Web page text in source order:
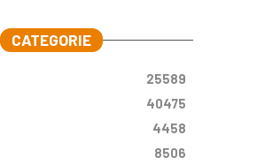
CATEGORIE
25589
40475
4458
8506